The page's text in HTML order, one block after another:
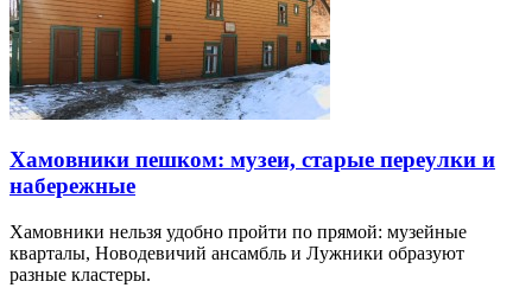
Хамовники пешком: музеи, старые переулки и
набережные
Хамовники нельзя удобно пройти по прямой: музейные
кварталы, Новодевичий ансамбль и Лужники образуют
разные кластеры.